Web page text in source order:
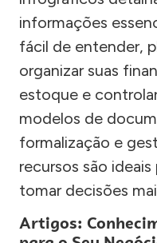
informações
fácil de entender,
organizar suas
estoque e
modelos de
formalização e
recursos são
tomar decisões
Artigos: